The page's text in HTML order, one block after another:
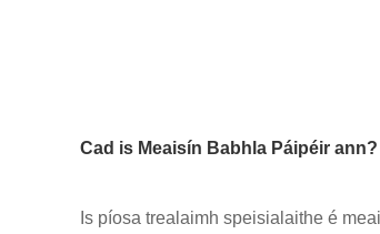
Cad is Meaisín Babhla Páipéir ann?
Is píosa trealaimh speisialaithe é